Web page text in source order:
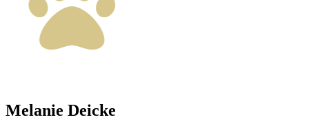
Melanie Deicke